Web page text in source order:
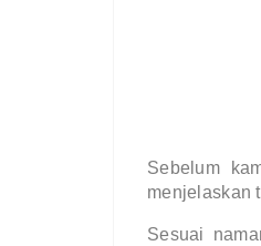
Sebelum
menjelaskan
Sesuai